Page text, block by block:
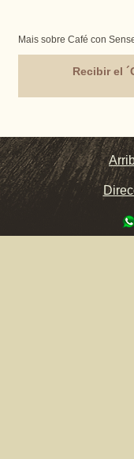
Mais sobre Café con
Recibir el